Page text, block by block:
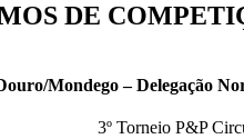
DE
Mondego – Delegação
3º Torneio P&P